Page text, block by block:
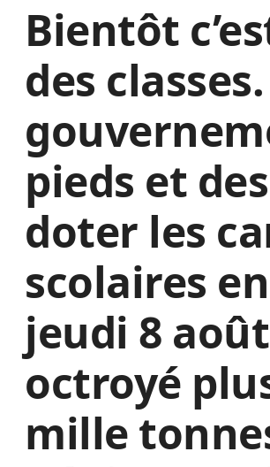
Bientôt
des
pieds et
doter les
scolaires
jeudi 8
octroyé
mille